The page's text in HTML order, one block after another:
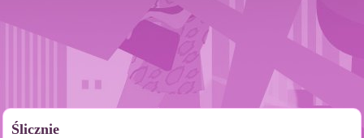
Ślicznie